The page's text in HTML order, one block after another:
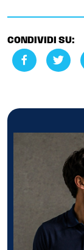
CONDIVIDI SU: